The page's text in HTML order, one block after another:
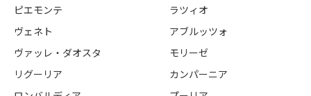
ピエモンテ
ヴェネト
ヴァッレ・ダオスタ
リグーリア
ラツィオ
アブルッツォ
モリーゼ
カンパーニア